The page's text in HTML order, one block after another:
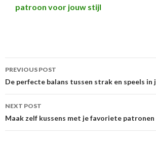
patroon voor jouw stijl
Post
navigation
PREVIOUS POST
De perfecte balans tussen strak en speels
NEXT POST
Maak zelf kussens met je favoriete patronen